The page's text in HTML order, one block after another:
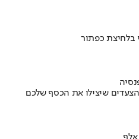
בלחיצת כפתור
שיצילו את הכסף שלכם